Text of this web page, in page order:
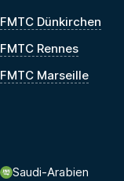
FMTC Dünkirchen
FMTC Rennes
FMTC Marseille
Saudi-Arabien